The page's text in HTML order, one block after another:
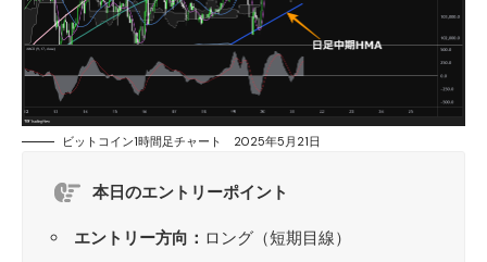
ビットコイン1時間足チャート 2025年5月21日
本日のエントリーポイント
エントリー方向： ロング（短期目線）